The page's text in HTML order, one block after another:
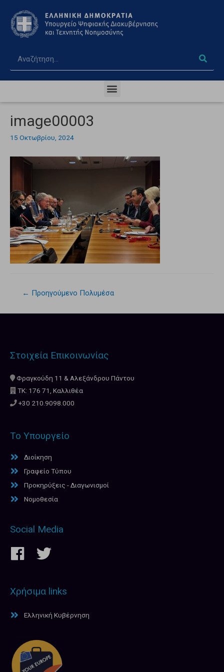
image00003
15 Οκτωβρίου, 2024
← Προηγούμενο Πολυμέσα
Στοιχεία Επικοινωνίας
Φραγκούδη 11 & Αλεξάνδρου Πάντου
ΤΚ: 176 71, Καλλιθέα
+30 210.9098.000
Το Υπουργείο
Διοίκηση
Γραφείο Τύπου
Προκηρύξεις - Διαγωνισμοί
Νομοθεσία
Social Media
Χρήσιμα links
Ελληνική Κυβέρνηση